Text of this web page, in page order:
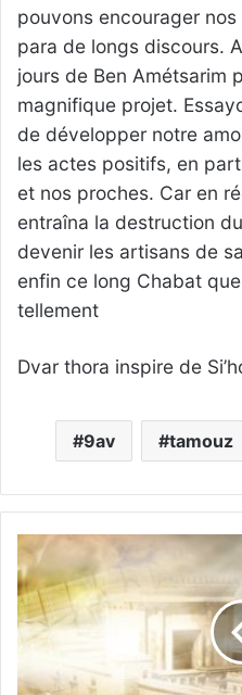
pouvons encourager
para de longs discours.
jours de Ben Amétsarim
magnifique projet.
de développer notre
les actes positifs, en
et nos proches. Car en
entraîna la destruction
devenir les artisans de
enfin ce long Chabat
tellement
Dvar thora inspire de
9av tamouz